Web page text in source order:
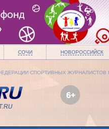
СОЧИ НОВОРОССИЙСК
СПОРТИВНЫХ ЖУРНАЛИСТОВ